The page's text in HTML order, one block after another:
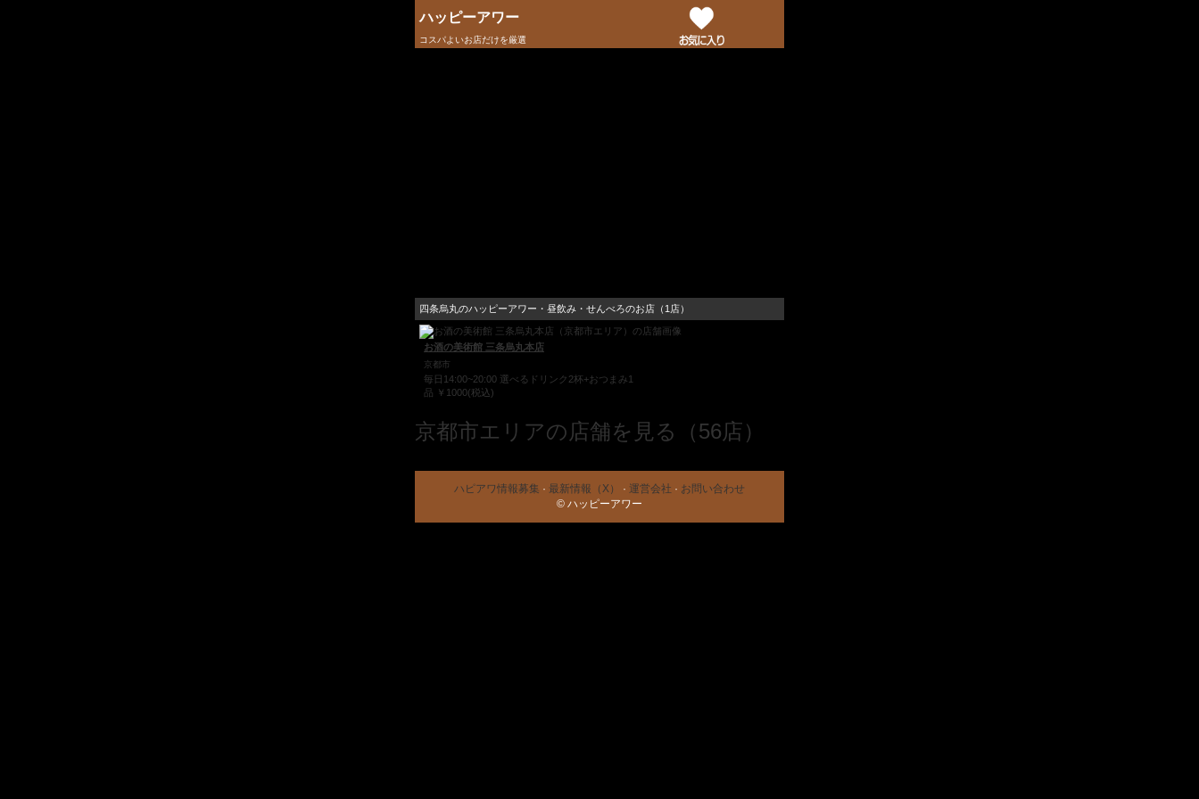
ハッピーアワー
コスパよいお店だけを厳選
四条烏丸のハッピーアワー・昼飲み・せんべろのお店（1店）
お酒の美術館 三条烏丸本店
京都市
毎日14:00~20:00 選べるドリンク2杯+おつまみ1
品 ￥1000(税込)
京都市エリアの店舗を見る（56店）
ハピアワ情報募集 · 最新情報（X） · 運営会社 · お問い合わせ
© ハッピーアワー